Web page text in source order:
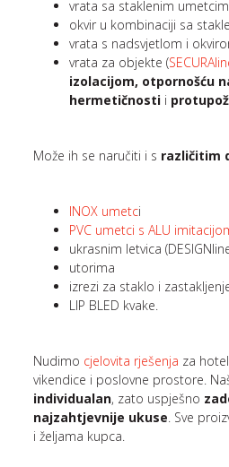
vrata sa staklenim
okvir u kombinaciji sa
vrata s nadsvjetlom i
vrata za objekte (
izolacijom, otpornošću
hermetičnosti i
Može ih se naručiti i s različitim
INOX umetci
PVC umetci s ALU
ukrasnim letvica
utorima
izrezi za staklo i
LIP BLED kvake.
Nudimo cjelovita rješenja za
vikendice i poslovne prostore.
individualan, zato uspješno
najzahtjevnije ukuse. Sve
i željama kupca.